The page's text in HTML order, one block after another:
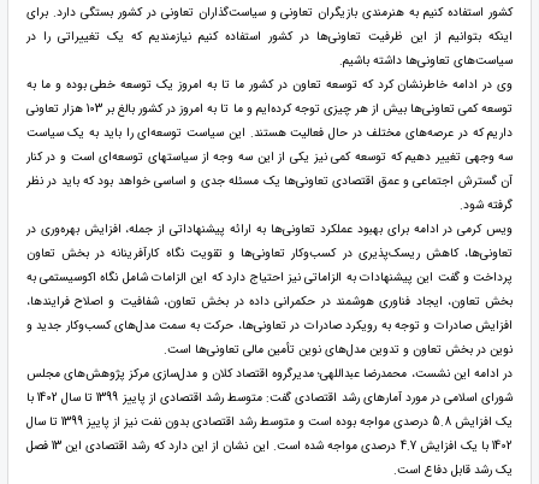
کشور استفاده کنیم به هنرمندی بازیگران تعاونی و سیاست‌گذاران تعاونی در کشور بستگی دارد. برای
اینکه بتوانیم از این ظرفیت تعاونی‌ها در کشور استفاده کنیم نیازمندیم که یک تغییراتی را در
سیاست‌های تعاونی‌ها داشته باشیم.
وی در ادامه خاطرنشان کرد که توسعه تعاون در کشور ما تا به امروز یک توسعه خطی بوده و ما به
توسعه کمی تعاونی‌ها بیش از هر چیزی توجه کرده‌ایم و ما تا به امروز در کشور بالغ بر 103 هزار تعاونی
داریم که در عرصه‌های مختلف در حال فعالیت هستند. این سیاست توسعه‌ای را باید به یک سیاست
سه وجهی تغییر دهیم که توسعه کمی نیز یکی از این سه وجه از سیاستهای توسعه‌ای است و در کنار
آن گسترش اجتماعی و عمق اقتصادی تعاونی‌ها یک مسئله جدی و اساسی خواهد بود که باید در نظر
گرفته شود.
ویس کرمی در ادامه برای بهبود عملکرد تعاونی‌ها به ارائه پیشنهاداتی از جمله، افزایش بهره‌وری در
تعاونی‌ها، کاهش ریسک‌پذیری در کسب‌وکار تعاونی‌ها و تقویت نگاه کارآفرینانه در بخش تعاون
پرداخت و گفت این پیشنهادات به الزاماتی نیز احتیاج دارد که این الزامات شامل نگاه اکوسیستمی به
بخش تعاون، ایجاد فناوری هوشمند در حکمرانی داده در بخش تعاون، شفافیت و اصلاح فرایندها،
افزایش صادرات و توجه به رویکرد صادرات در تعاونی‌ها، حرکت به سمت مدل‌های کسب‌وکار جدید و
نوین در بخش تعاون و تدوین مدل‌های نوین تأمین مالی تعاونی‌ها است.
در ادامه این نشست، محمدرضا عبداللهی؛ مدیرگروه اقتصاد کلان و مدل‌سازی مرکز پژوهش‌های مجلس
شورای اسلامی در مورد آمارهای رشد اقتصادی گفت: متوسط رشد اقتصادی از پاییز 1399 تا سال 1402 با
یک افزایش 5.8 درصدی مواجه بوده است و متوسط رشد اقتصادی بدون نفت نیز از پاییز 1399 تا سال
1402 با یک افزایش 4.7 درصدی مواجه شده است. این نشان از این دارد که رشد اقتصادی این 13 فصل
یک رشد قابل دفاع است.